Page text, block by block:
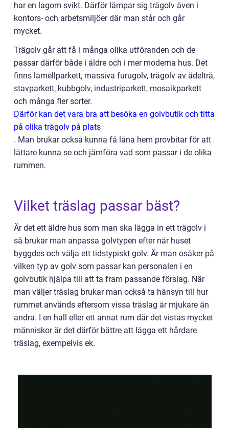
har en lagom svikt. Därför lämpar sig trägolv även i
kontors- och arbetsmiljöer där man står och går
mycket.
Trägolv går att få i många olika utföranden och de
passar därför både i äldre och i mer moderna hus. Det
finns lamellparkett, massiva furugolv, trägolv av ädelträ,
stavparkett, kubbgolv, industriparkett, mosaikparkett
och många fler sorter.
Därför kan det vara bra att besöka en golvbutik och titta
på olika trägolv på plats
. Man brukar också kunna få låna hem provbitar för att
lättare kunna se och jämföra vad som passar i de olika
rummen.
Vilket träslag passar bäst?
Är det ett äldre hus som man ska lägga in ett trägolv i
så brukar man anpassa golvtypen efter när huset
byggdes och välja ett tidstypiskt golv. Är man osäker på
vilken typ av golv som passar kan personalen i en
golvbutik hjälpa till att ta fram passande förslag. När
man väljer träslag brukar man också ta hänsyn till hur
rummet används eftersom vissa träslag är mjukare än
andra. I en hall eller ett annat rum där det vistas mycket
människor är det därför bättre att lägga ett hårdare
träslag, exempelvis ek.